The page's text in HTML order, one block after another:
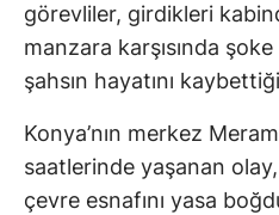
görevliler, girdikleri
manzara karşısında
şahsın hayatını
Konya’nın merkez
saatlerinde yaşanan
çevre esnafını yasa